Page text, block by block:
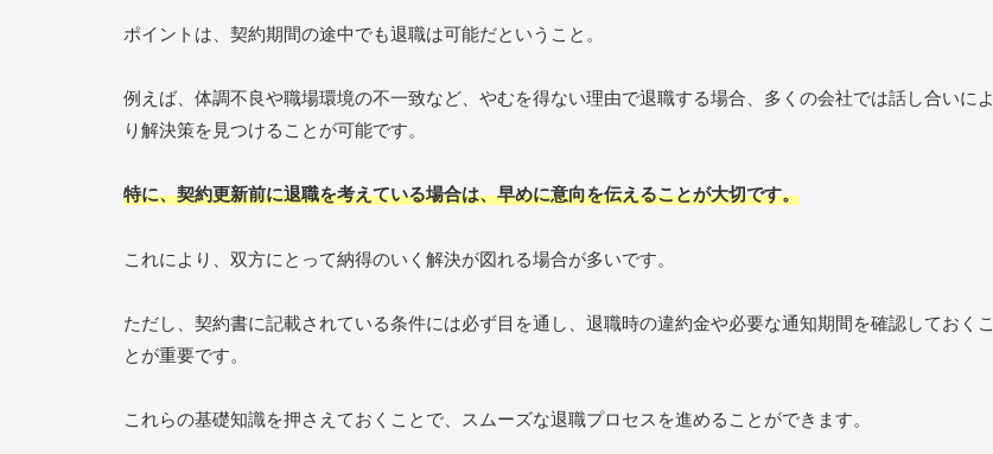
ポイントは、契約期間の途中でも退職は可能だということ。
例えば、体調不良や職場環境の不一致など、やむを得ない理由で退職する場合、多くの会社では話し合いによ
り解決策を見つけることが可能です。
特に、契約更新前に退職を考えている場合は、早めに意向を伝えることが大切です。
これにより、双方にとって納得のいく解決が図れる場合が多いです。
ただし、契約書に記載されている条件には必ず目を通し、退職時の違約金や必要な通知期間を確認しておくこ
とが重要です。
これらの基礎知識を押さえておくことで、スムーズな退職プロセスを進めることができます。